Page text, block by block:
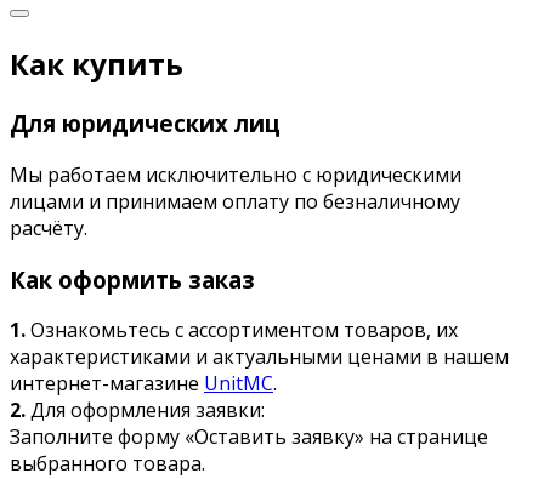
Как купить
Для юридических лиц
Мы работаем исключительно с юридическими
лицами и принимаем оплату по безналичному
расчёту.
Как оформить заказ
1.Ознакомьтесь с ассортиментом товаров, их
характеристиками и актуальными ценами в нашем
интернет-магазине UnitMC.
2.Для оформления заявки:
Заполните форму «Оставить заявку» на странице
выбранного товара.